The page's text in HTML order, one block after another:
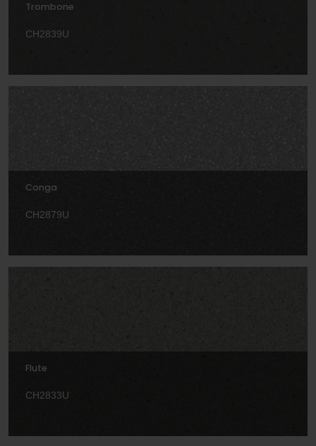
Trombone
CH2839U
Conga
CH2879U
Flute
CH2833U